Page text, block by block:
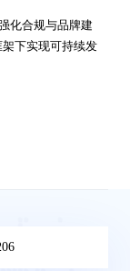
化合规与品牌建
下实现可持续发